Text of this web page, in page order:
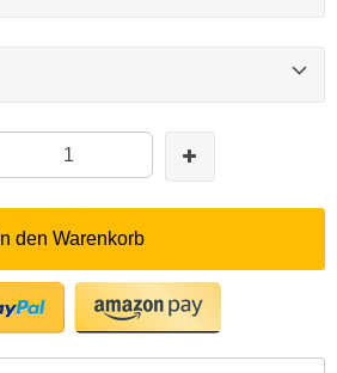
In den Warenkorb